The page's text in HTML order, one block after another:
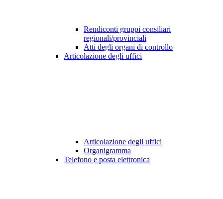
Rendiconti gruppi consiliari
regionali/provinciali
Atti degli organi di controllo
Articolazione degli uffici
Articolazione degli uffici
Organigramma
Telefono e posta elettronica